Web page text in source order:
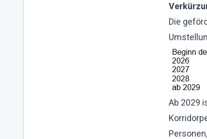
Die
Ab 2029